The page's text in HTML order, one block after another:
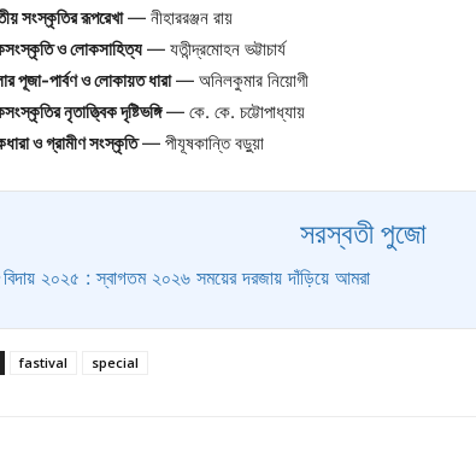
সংস্কৃতির রূপরেখা— নীহাররঞ্জন রায়
ও লোকসাহিত্য— যতীন্দ্রমোহন ভট্টাচার্য
পূজা-পার্বণ ও লোকায়ত ধারা— অনিলকুমার নিয়োগী
নৃতাত্ত্বিক দৃষ্টিভঙ্গি— কে. কে. চট্টোপাধ্যায়
ও গ্রামীণ সংস্কৃতি— পীযূষকান্তি বড়ুয়া
সরস্বতী পুজো
বিদায় ২০২৫ : স্বাগতম ২০২৬ সময়ের দরজায় দাঁড়িয়ে আমরা
fastival special